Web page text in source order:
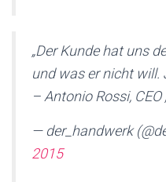
„Der Kunde hat uns
und was er nicht will.
– Antonio Rossi, CEO
— der_handwerk
2015